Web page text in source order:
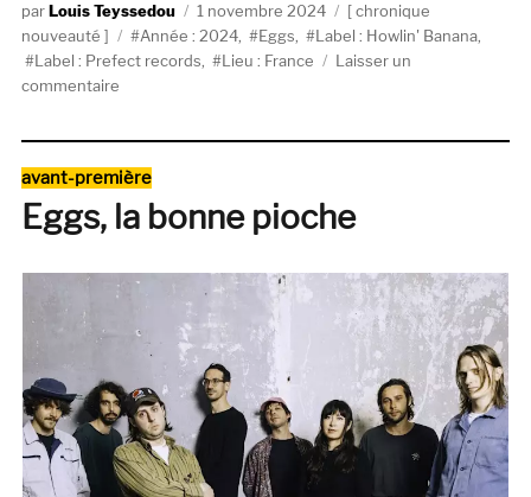
AuteurLouis Teyssedou
Publié
le
1 novembre 2024 Catégories
chronique
nouveauté
Étiquettes
Année : 2024, Eggs, Label : Howlin' Banana,
Label : Prefect records, Lieu : France
Laisser un
commentairesur
(Howlin’
Banana
Records
Prefect
Catégories
avant-première
Eggs, la bonne pioche